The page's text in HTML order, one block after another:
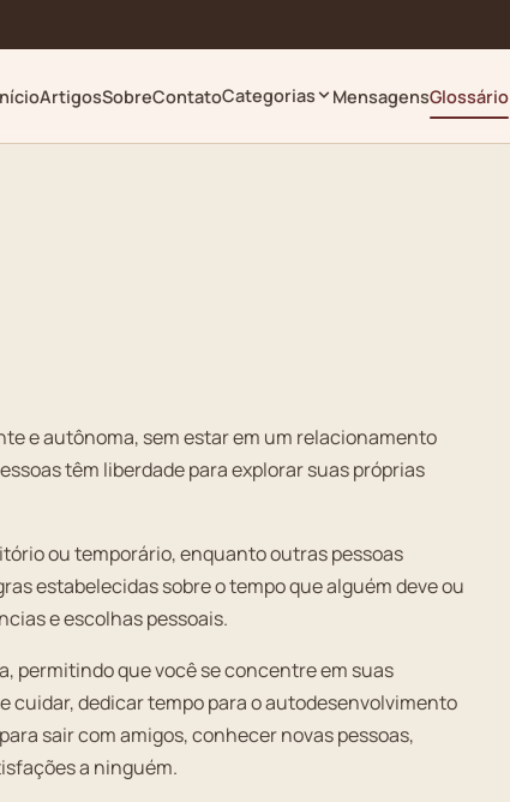
ArtigosSobreContatoCategorias MensagensGlossário
e autônoma, sem estar em um relacionamento
têm liberdade para explorar suas próprias
ou temporário, enquanto outras pessoas
estabelecidas sobre o tempo que alguém deve ou
e escolhas pessoais.
permitindo que você se concentre em suas
cuidar, dedicar tempo para o autodesenvolvimento
sair com amigos, conhecer novas pessoas,
a ninguém.